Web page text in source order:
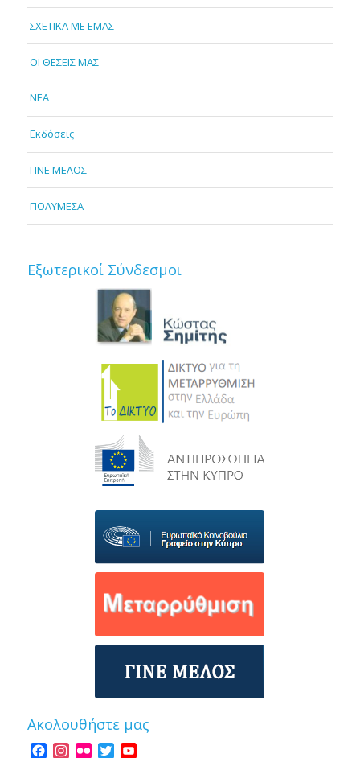
ΣΧΕΤΙΚΑ ΜΕ ΕΜΑΣ
OI ΘΕΣΕΙΣ ΜΑΣ
NEA
Εκδόσεις
ΓΙΝΕ ΜΕΛΟΣ
ΠΟΛΥΜΕΣΑ
Εξωτερικοί Σύνδεσμοι
Ακολουθήστε μας
Facebook
Instagram
Flickr Twitter